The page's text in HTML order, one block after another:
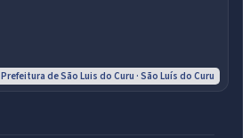
Prefeitura de São Luis do Curu · São Luís do Curu